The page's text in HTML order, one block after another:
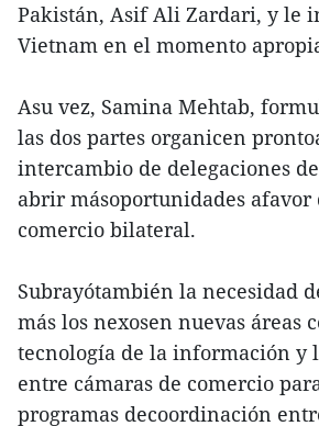
Pakistán, Asif Ali Zardari, y le
Vietnam en el momento
Asu vez, Samina Mehtab,
las dos partes organicen
intercambio de delegaciones
abrir másoportunidades afavor
comercio bilateral.
Subrayótambién la necesidad
más los nexosen nuevas áreas
tecnología de la información y
entre cámaras de comercio
programas decoordinación